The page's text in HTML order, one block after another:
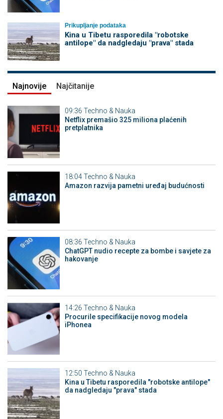
Prikupljanje podataka
Kina u Tibetu rasporedila "robotske
antilope" da nadgledaju "prava" stada
Najnovije Najčitanije
09:36 Techno & Nauka
Netflix premašio 325 miliona plaćenih
pretplatnika
18:04Techno & Nauka
Amazon razvija pametni uređaj budućnosti
08:36 Techno & Nauka
ChatGPT nudio recepte za bombe i savjete za
hakovanje
14:26 Techno & Nauka
Procurile specifikacije novog modela
iPhonea
12:50 Techno & Nauka
Kina u Tibetu rasporedila "robotske antilope"
da nadgledaju "prava" stada